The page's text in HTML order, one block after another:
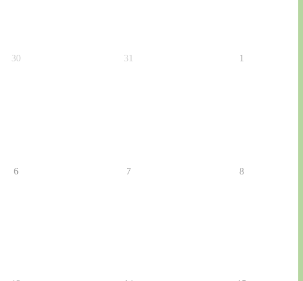
30 31 1
6 7 8